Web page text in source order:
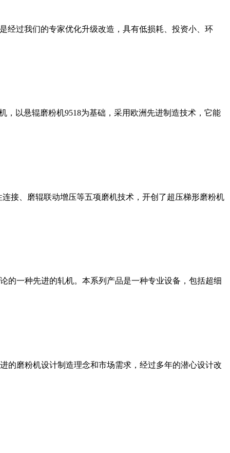
经过我们的专家优化升级改造，具有低损耗、投资小、环
以悬辊磨粉机9518为基础，采用欧洲先进制造技术，它能
接、磨辊联动增压等五项磨机技术，开创了超压梯形磨粉机
的一种先进的轧机。本系列产品是一种专业设备，包括超细
的磨粉机设计制造理念和市场需求，经过多年的潜心设计改